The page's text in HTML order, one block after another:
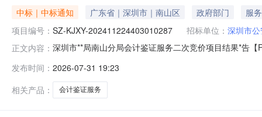
中标｜中标通知 广东省｜深圳市｜南山区 政府部门
服务
项目编号： SZ-KJXY-202411224403010287 招标单位： 深圳市
正文内容： 深圳市**局南山分局会计鉴证服务二次竞价项目结果*告
山**分局高新区派出所李炎超等人诈骗案（高新所梁家
发布时间： 2026-07-31 19:23
相关产品：
会计鉴证服务